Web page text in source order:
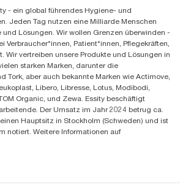
AG
| Fr 8:00-15:00
- ein global führendes Hygiene- und
Jeden Tag nutzen eine Milliarde Menschen
Lösungen. Wir wollen Grenzen überwinden -
Verbraucher*innen, Patient*innen, Pflegekräften,
Wir vertreiben unsere Produkte und Lösungen in
starken Marken, darunter die
Tork, aber auch bekannte Marken wie Actimove,
Libero, Libresse, Lotus, Modibodi,
Organic, und Zewa. Essity beschäftigt
Der Umsatz im Jahr 2024 betrug ca.
Hauptsitz in Stockholm (Schweden) und ist
notiert. Weitere Informationen auf